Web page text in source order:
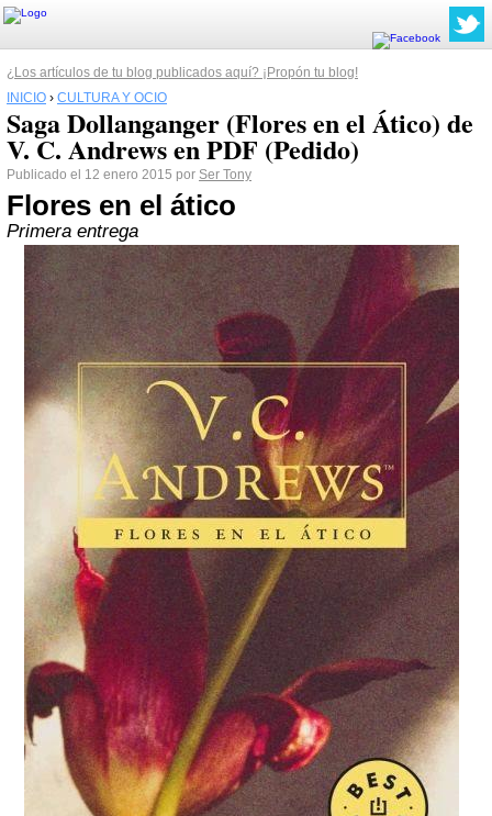
¿Los artículos de tu blog publicados aquí? ¡Propón tu blog!
INICIO › CULTURA Y OCIO
Saga Dollanganger (Flores en el Ático) de
V. C. Andrews en PDF (Pedido)
Publicado el 12 enero 2015 por Ser Tony
Flores en el ático
Primera entrega